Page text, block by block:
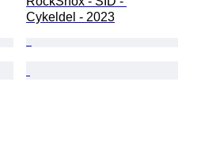
Cykeldel - 2023